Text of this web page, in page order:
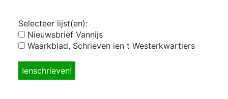
Selecteer lijst(en):
Nieuwsbrief Vannijs
Waarkblad, Schrieven ien t Westerkwartiers